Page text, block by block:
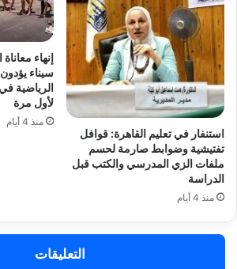
استنفار في تعليم القاهرة: قوافل
تفتيشية وضوابط صارمة لحسم
ملفات الزي المدرسي والكتب قبل
الدراسة
منذ 4 أيام
إنهاء
سيناء
الرياضية
لأول مرة
منذ 4 أيام
التعليقات